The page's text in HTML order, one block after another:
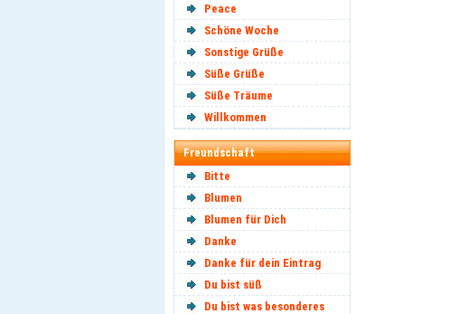
Peace
Schöne Woche
Sonstige Grüße
Süße Grüße
Süße Träume
Willkommen
Freundschaft
Bitte
Blumen
Blumen für Dich
Danke
Danke für dein Eintrag
Du bist süß
Du bist was besonderes